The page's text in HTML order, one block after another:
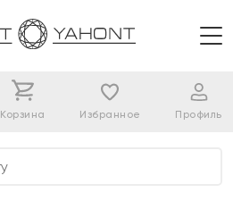
Корзина Избранное Профиль